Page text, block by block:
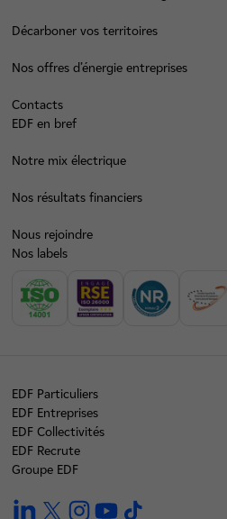
Décarboner vos territoires
Nos offres d’énergie entreprises
Contacts
EDF en bref
Notre mix électrique
Nos résultats financiers
Nous rejoindre
Nos labels
EDF Particuliers
EDF Entreprises
EDF Collectivités
EDF Recrute
Groupe EDF
linkedintwitterinstagramyoutube